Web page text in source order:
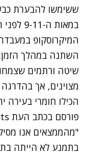
ששימשו להבערת
במאות
המיקרוסקופ
השתנה במהלך
שיטה ורתמים
מצוינים, אך
הכילו חומרי בעירה
פורסם בכתב העת
"מהממצאים אנו
בתמנע לא הייתה בת-